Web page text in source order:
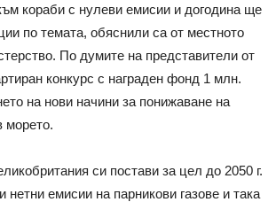
кораби с нулеви емисии и догодина ще
по темата, обяснили са от местното
По думите на представители от
конкурс с награден фонд 1 млн.
на нови начини за понижаване на
морето.
си постави за цел до 2050 г.
нетни емисии на парникови газове и така